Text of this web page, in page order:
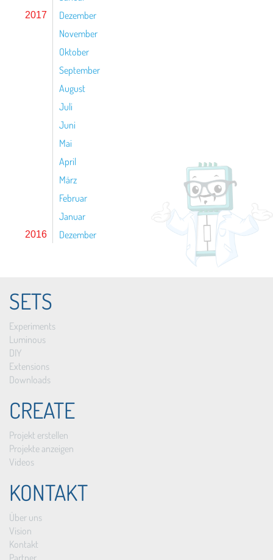
2017
Dezember
November
Oktober
September
August
Juli
Juni
Mai
April
März
Februar
Januar
2016 Dezember
SETS
Experiments
Luminous
DIY
Extensions
Downloads
CREATE
Projekt erstellen
Projekte anzeigen
Videos
KONTAKT
Über uns
Vision
Kontakt
Partner